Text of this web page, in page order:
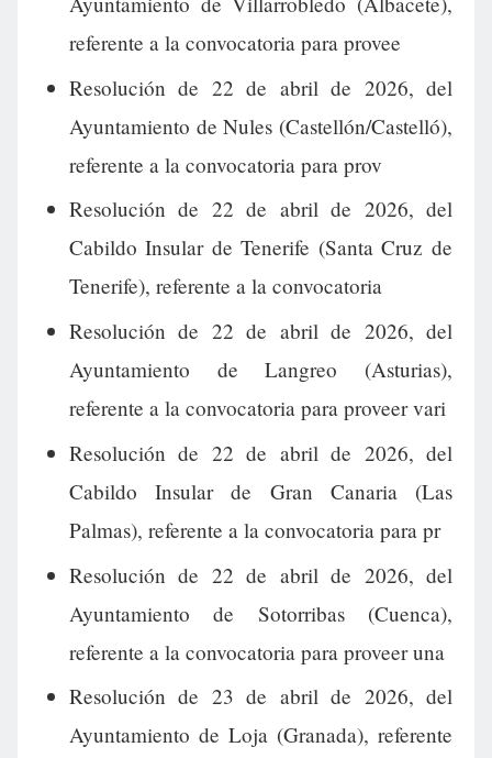
referente a la convocatoria para provee
Resolución de 22 de abril de 2026, del
Ayuntamiento de Nules (Castellón/Castelló),
referente a la convocatoria para prov
Resolución de 22 de abril de 2026, del
Cabildo Insular de Tenerife (Santa Cruz de
Tenerife), referente a la convocatoria
Resolución de 22 de abril de 2026, del
Ayuntamiento de Langreo (Asturias),
referente a la convocatoria para proveer vari
Resolución de 22 de abril de 2026, del
Cabildo Insular de Gran Canaria (Las
Palmas), referente a la convocatoria para pr
Resolución de 22 de abril de 2026, del
Ayuntamiento de Sotorribas (Cuenca),
referente a la convocatoria para proveer una
Resolución de 23 de abril de 2026, del
Ayuntamiento de Loja (Granada), referente